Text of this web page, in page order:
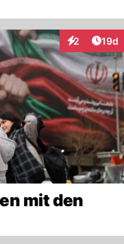
2
Interaktionen
19d
mit den